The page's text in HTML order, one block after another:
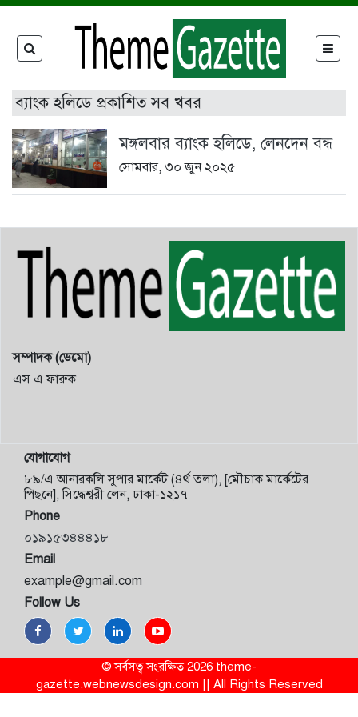
ব্যাংক হলিডে প্রকাশিত সব খবর
মঙ্গলবার ব্যাংক হলিডে, লেনদেন বন্ধ
সোমবার, ৩০ জুন ২০২৫
সম্পাদক (ডেমো)
এস এ ফারুক
যোগাযোগ
৮৯/এ আনারকলি সুপার মার্কেট (৪র্থ তলা), [মৌচাক মার্কেটের
পিছনে], সিদ্ধেশ্বরী লেন, ঢাকা-১২১৭
Phone
০১৯১৫৩৪৪৪১৮
Email
example@gmail.com
Follow Us
© সর্বসত্ব সংরক্ষিত 2026 theme-
gazette.webnewsdesign.com || All Rights Reserved